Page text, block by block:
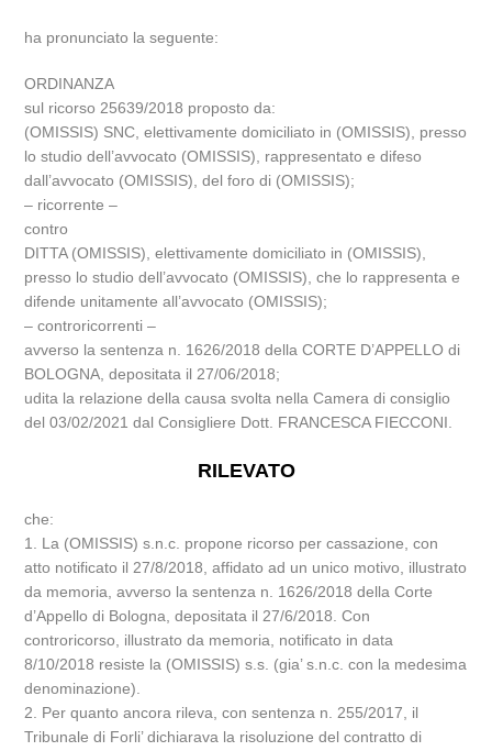
ha pronunciato la seguente:
ORDINANZA
sul ricorso 25639/2018 proposto da:
(OMISSIS) SNC, elettivamente domiciliato in (OMISSIS), presso
lo studio dell’avvocato (OMISSIS), rappresentato e difeso
dall’avvocato (OMISSIS), del foro di (OMISSIS);
– ricorrente –
contro
DITTA (OMISSIS), elettivamente domiciliato in (OMISSIS),
presso lo studio dell’avvocato (OMISSIS), che lo rappresenta e
difende unitamente all’avvocato (OMISSIS);
– controricorrenti –
avverso la sentenza n. 1626/2018 della CORTE D’APPELLO di
BOLOGNA, depositata il 27/06/2018;
udita la relazione della causa svolta nella Camera di consiglio
del 03/02/2021 dal Consigliere Dott. FRANCESCA FIECCONI.
RILEVATO
che:
1. La (OMISSIS) s.n.c. propone ricorso per cassazione, con
atto notificato il 27/8/2018, affidato ad un unico motivo, illustrato
da memoria, avverso la sentenza n. 1626/2018 della Corte
d’Appello di Bologna, depositata il 27/6/2018. Con
controricorso, illustrato da memoria, notificato in data
8/10/2018 resiste la (OMISSIS) s.s. (gia’ s.n.c. con la medesima
denominazione).
2. Per quanto ancora rileva, con sentenza n. 255/2017, il
Tribunale di Forli’ dichiarava la risoluzione del contratto di